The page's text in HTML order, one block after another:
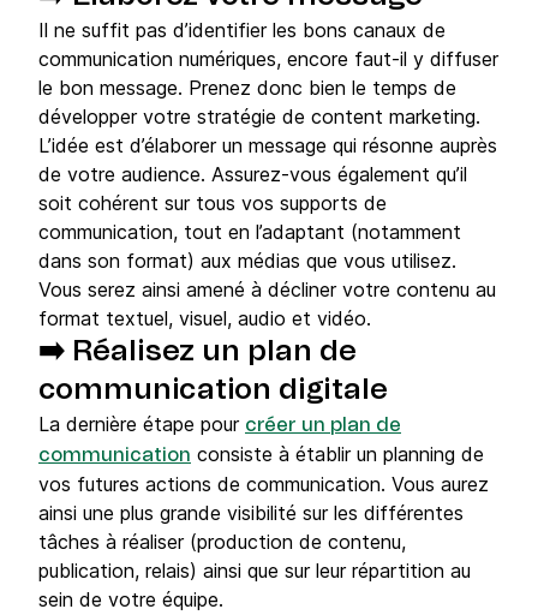
Il ne suffit pas d’identifier les bons canaux de
communication numériques, encore faut-il y diffuser
le bon message. Prenez donc bien le temps de
développer votre stratégie de content marketing.
L’idée est d’élaborer un message qui résonne auprès
de votre audience. Assurez-vous également qu’il
soit cohérent sur tous vos supports de
communication, tout en l’adaptant (notamment
dans son format) aux médias que vous utilisez.
Vous serez ainsi amené à décliner votre contenu au
format textuel, visuel, audio et vidéo.
➡️ Réalisez un plan de
communication digitale
La dernière étape pour créer un plan de
communication consiste à établir un planning de
vos futures actions de communication. Vous aurez
ainsi une plus grande visibilité sur les différentes
tâches à réaliser (production de contenu,
publication, relais) ainsi que sur leur répartition au
sein de votre équipe.